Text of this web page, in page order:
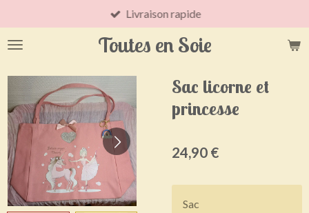
au
contenu
Toutes en Soie
Livraison rapide
Sac licorne et
princesse
24,90 €
Sac